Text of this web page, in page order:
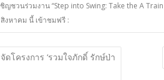
ar
e
ชิญชวนร่วมงาน “Step into Swing: Take the A
งหาคม นี้ เข้าชมฟรี :
โครงการ ‘รวมใจภักดิ์ รักษ์ป่า